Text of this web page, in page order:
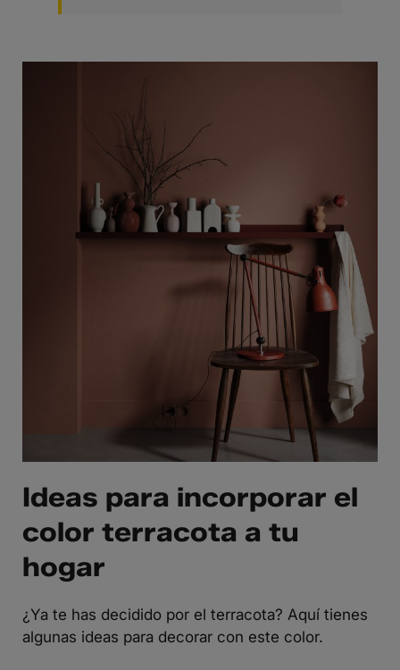
Ideas para incorporar el
color terracota a tu
hogar
¿Ya te has decidido por el terracota? Aquí tienes
algunas ideas para decorar con este color.